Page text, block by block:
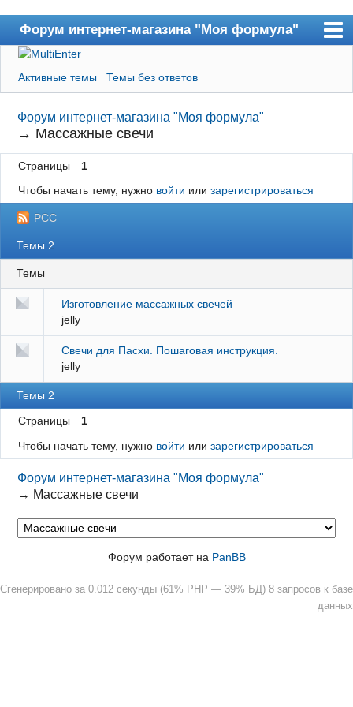
Форум интернет-магазина "Моя формула"
Форум
Пользователи
Поиск
Вход
В магазин
Активные темы Темы без ответов
Форум интернет-магазина "Моя формула"
→ Массажные свечи
Страницы
1
Чтобы начать тему, нужно войти или зарегистрироваться
РСС
Темы 2
Темы
Изготовление массажных свечей
jelly
Свечи для Пасхи. Пошаговая инструкция.
jelly
Темы 2
Страницы
1
Чтобы начать тему, нужно войти или зарегистрироваться
Форум интернет-магазина "Моя формула"
→ Массажные свечи
Форум работает на PanBB
Сгенерировано за 0.012 секунды (61% PHP — 39% БД) 8 запросов к базе
данных